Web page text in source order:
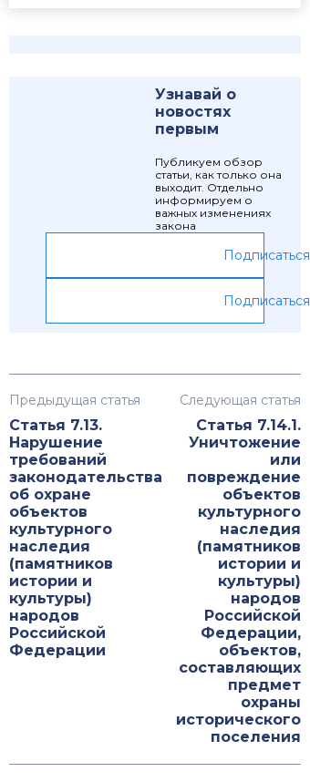
Узнавай о
новостях
первым
Публикуем обзор
статьи, как только она
выходит. Отдельно
информируем о
важных изменениях
закона
Подписаться
Подписаться
Предыдущая статья
Статья 7.13.
Нарушение
требований
законодательства
об охране
объектов
культурного
наследия
(памятников
истории и
культуры)
народов
Российской
Федерации
Следующая статья
Статья 7.14.1.
Уничтожение
или
повреждение
объектов
культурного
наследия
(памятников
истории и
культуры)
народов
Российской
Федерации,
объектов,
составляющих
предмет
охраны
исторического
поселения